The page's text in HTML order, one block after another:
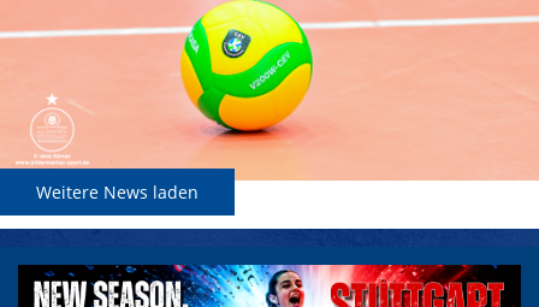
Weitere News laden